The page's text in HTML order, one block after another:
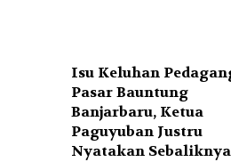
Isu Keluhan
Pasar Bauntung
Banjarbaru, Ketua
Paguyuban Justru
Nyatakan